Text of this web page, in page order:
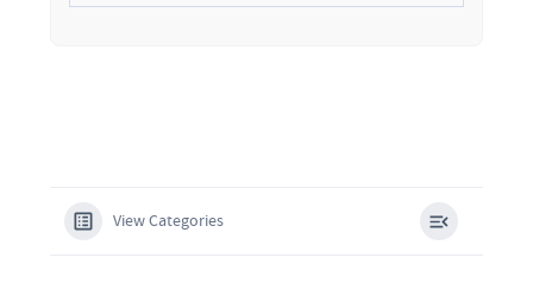
View Categories